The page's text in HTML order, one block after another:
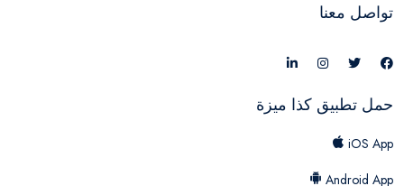
تواصل معنا
حمل تطبيق كذا ميزة
iOS App
Android App